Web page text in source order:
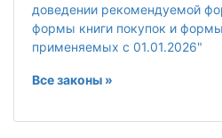
доведении рекомендуемой
формы книги покупок и
применяемых с 01.01.2026"
Все законы »